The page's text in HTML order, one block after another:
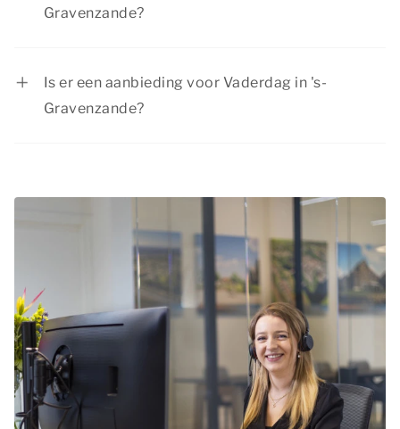
Gravenzande?
wils!
Is er een aanbieding voor Vaderdag in 's-
Gravenzande?